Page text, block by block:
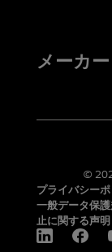
メーカー
©
プライバシー
一般データ保護
止に関する声明